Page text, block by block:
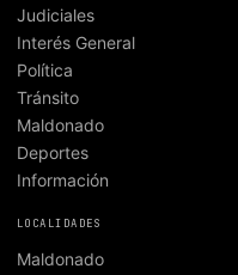
Judiciales
Interés General
Política
Tránsito
Maldonado
Deportes
Información
LOCALIDADES
Maldonado